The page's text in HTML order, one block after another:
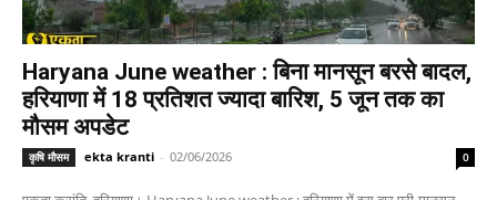
Haryana June weather : बिना मानसून बरसे बादल,
हरियाणा में 18 प्रतिशत ज्यादा बारिश, 5 जून तक का
मौसम अपडेट
कृषि मौसम ekta kranti - 02/06/2026 0